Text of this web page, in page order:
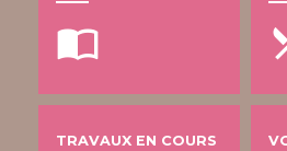
import_contacts
TRAVAUX EN COURS